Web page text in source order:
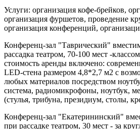
Услуги: организация кофе-брейков,
организация фуршетов, проведение
организация конференций,
Конференц-зал "Таврический"
рассадка театром, 70-100 мест -
стоимость аренды включено:
LED-стена размером 4,8*2,7 м2 с
любых материалов посредством
система, радиомикрофоны, ноутбук,
(стулья, трибуна, президиум, столы,
Конференц-зал "Екатерининский"
при рассадке театром, 30 мест - за